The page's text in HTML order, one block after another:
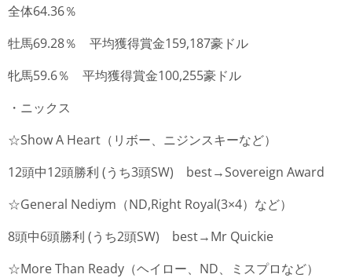
全体64.36％
牡馬69.28％ 平均獲得賞金159,187豪ドル
牝馬59.6％ 平均獲得賞金100,255豪ドル
・ニックス
☆Show A Heart（リボー、ニジンスキーなど）
12頭中12頭勝利 (うち3頭SW) best→Sovereign Award
☆General Nediym（ND,Right Royal(3×4）など）
8頭中6頭勝利 (うち2頭SW) best→Mr Quickie
☆More Than Ready（ヘイロー、ND、ミスプロなど）